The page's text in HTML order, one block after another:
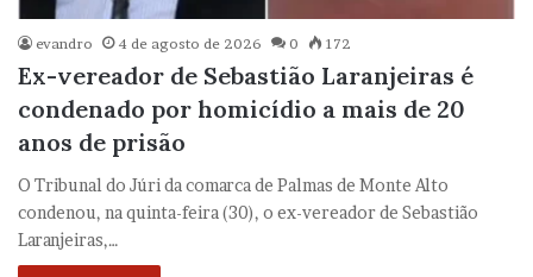
evandro 4 de agosto de 2026 0 172
Ex-vereador de Sebastião Laranjeiras é
condenado por homicídio a mais de 20
anos de prisão
O Tribunal do Júri da comarca de Palmas de Monte Alto
condenou, na quinta-feira (30), o ex-vereador de Sebastião
Laranjeiras,…